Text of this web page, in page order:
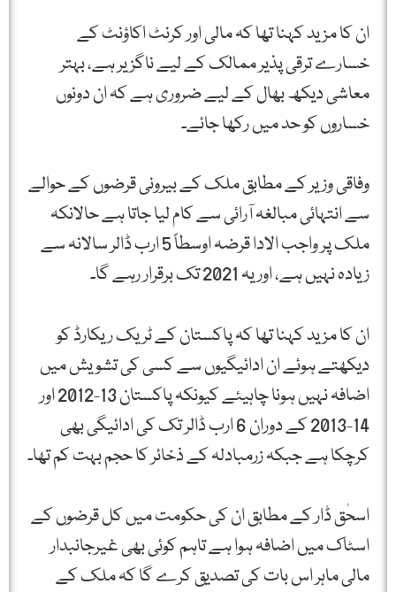
ان کا مزید کہنا تھا کہ مالی اور کرنٹ اکاؤنٹ کے
خسارے ترقی پذیر ممالک کے لیے ناگزیر ہے، بہتر
معاشی دیکھ بھال کے لیے ضروری ہے کہ ان دونوں
خساروں کو حد میں رکھا جائے۔
وفاقی وزیر کے مطابق ملک کے بیرونی قرضوں کے حوالے
سے انتہائی مبالغہ آرائی سے کام لیا جاتا ہے حالانکہ
ملک پر واجب الادا قرضہ اوسطاً 5 ارب ڈالر سالانہ سے
زیادہ نہیں ہے، اور یہ 2021 تک برقرار رہے گا۔
ان کا مزید کہنا تھا کہ پاکستان کے ٹریک ریکارڈ کو
دیکھتے ہوئے ان ادائیگیوں سے کسی کی تشویش میں
اضافہ نہیں ہونا چاہیئے کیونکہ پاکستان 13-2012 اور
14-2013 کے دوران 6 ارب ڈالر تک کی ادائیگی بھی
کرچکا ہے جبکہ زرمبادلہ کے ذخائر کا حجم بہت کم تھا۔
اسحٰق ڈار کے مطابق ان کی حکومت میں کل قرضوں کے
اسٹاک میں اضافہ ہوا ہے تاہم کوئی بھی غیرجانبدار
مالی ماہر اس بات کی تصدیق کرے گا کہ ملک کے